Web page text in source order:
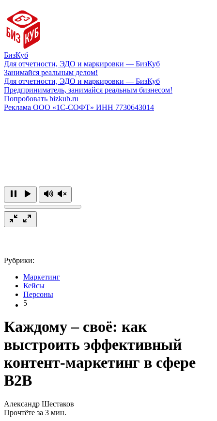
БизКуб
Для отчетности, ЭДО и маркировки — БизКуб
Занимайся реальным делом!
Для отчетности, ЭДО и маркировки — БизКуб
Предприниматель, занимайся реальным бизнесом!
Попробовать bizkub.ru
Реклама ООО «1С-СОФТ» ИНН 7730643014
Рубрики:
Маркетинг
Кейсы
Персоны
5
Каждому – своё: как
выстроить эффективный
контент-маркетинг в сфере
B2B
Александр Шестаков
Прочтёте за 3 мин.